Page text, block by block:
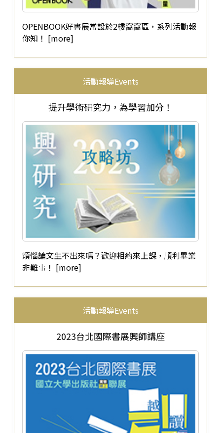
OPENBOOK好書展常設於2樓窩窩區，系列活動報
你知！ [more]
活動報導Events
提升學術研究力，為學習加分！
煩惱論文生不出來嗎？歡迎相約來上課，順利畢業
非難事！ [more]
活動報導Events
2023台北國際書展興師講座